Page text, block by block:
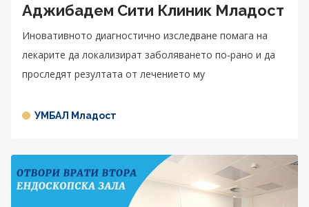
Аджибадем Сити Клиник Младост
Иновативното диагностично изследване помага на
лекарите да локализират заболяването по-рано и да
проследят резултата от лечението му
УМБАЛ Младост